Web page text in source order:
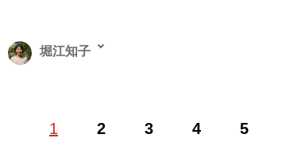
1 2 3 4 5
堀江知子
情勢について取材。2022年にタンザニアに移住しフリー